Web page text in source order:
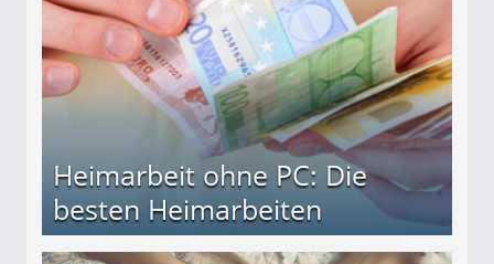
Heimarbeit ohne PC: Die
besten Heimarbeiten